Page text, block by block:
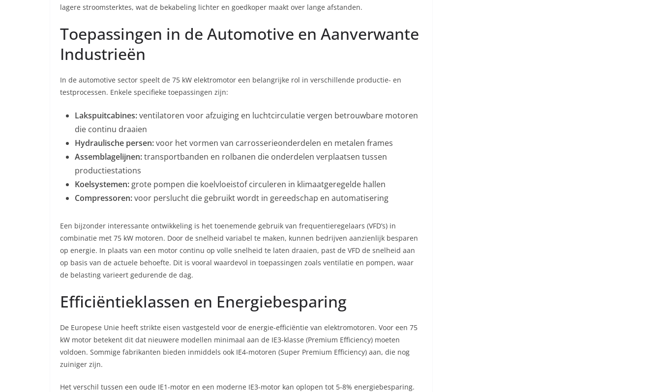
lagere stroomsterktes, wat de bekabeling lichter en goedkoper maakt over lange afstanden.
Toepassingen in de Automotive en Aanverwante
Industrieën
In de automotive sector speelt de 75 kW elektromotor een belangrijke rol in verschillende productie- en
testprocessen. Enkele specifieke toepassingen zijn:
Lakspuitcabines:ventilatoren voor afzuiging en luchtcirculatie vergen betrouwbare motoren
die continu draaien
Hydraulische persen:voor het vormen van carrosserieonderdelen en metalen frames
Assemblagelijnen:transportbanden en rolbanen die onderdelen verplaatsen tussen
productiestations
Koelsystemen: grote pompen die koelvloeistof circuleren in klimaatgeregelde hallen
Compressoren:voor perslucht die gebruikt wordt in gereedschap en automatisering
Een bijzonder interessante ontwikkeling is het toenemende gebruik van frequentieregelaars (VFD’s) in
combinatie met 75 kW motoren. Door de snelheid variabel te maken, kunnen bedrijven aanzienlijk besparen
op energie. In plaats van een motor continu op volle snelheid te laten draaien, past de VFD de snelheid aan
op basis van de actuele behoefte. Dit is vooral waardevol in toepassingen zoals ventilatie en pompen, waar
de belasting varieert gedurende de dag.
Efficiëntieklassen en Energiebesparing
De Europese Unie heeft strikte eisen vastgesteld voor de energie-efficiëntie van elektromotoren. Voor een 75
kW motor betekent dit dat nieuwere modellen minimaal aan de IE3-klasse (Premium Efficiency) moeten
voldoen. Sommige fabrikanten bieden inmiddels ook IE4-motoren (Super Premium Efficiency) aan, die nog
zuiniger zijn.
Het verschil tussen een oude IE1-motor en een moderne IE3-motor kan oplopen tot 5-8% energiebesparing.